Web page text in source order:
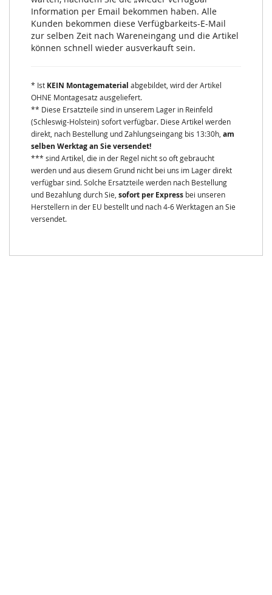
Information per Email bekommen haben. Alle
Kunden bekommen diese Verfügbarkeits-E-Mail
zur selben Zeit nach Wareneingang und die Artikel
können schnell wieder ausverkauft sein.
* Ist KEIN Montagematerial abgebildet, wird der Artikel
OHNE Montagesatz ausgeliefert.
** Diese Ersatzteile sind in unserem Lager in Reinfeld
(Schleswig-Holstein) sofort verfügbar. Diese Artikel werden
direkt, nach Bestellung und Zahlungseingang bis 13:30h, am
selben Werktag an Sie versendet!
*** sind Artikel, die in der Regel nicht so oft gebraucht
werden und aus diesem Grund nicht bei uns im Lager direkt
verfügbar sind. Solche Ersatzteile werden nach Bestellung
und Bezahlung durch Sie, sofort per Express bei unseren
Herstellern in der EU bestellt und nach 4-6 Werktagen an Sie
versendet.